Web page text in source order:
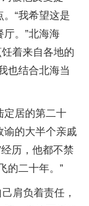
“我希望这是
。”北海海
着来自各地的
也结合北海当
定居的第二十
的大半个亲戚
历，他都不禁
的二十年。”
肩负着责任，